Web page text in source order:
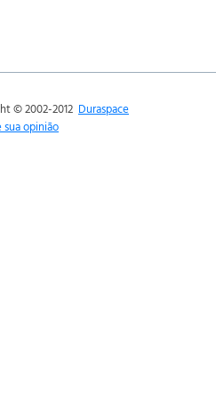
© 2002-2012 Duraspace
sua opinião